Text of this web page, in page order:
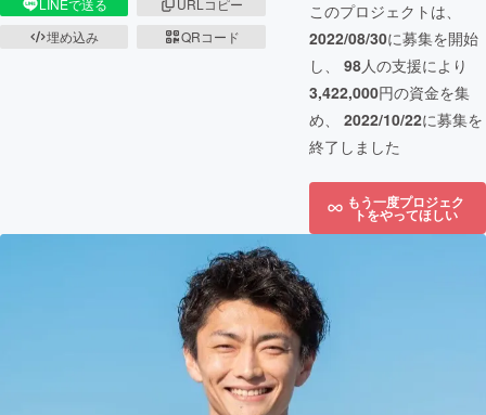
埋め込み
QRコード
このプロジェクトは、
2022/08/30に募集を開始
し、 98人の支援により
3,422,000円の資金を集
め、 2022/10/22に募集を
終了しました
もう一度プロジェク
トをやってほしい